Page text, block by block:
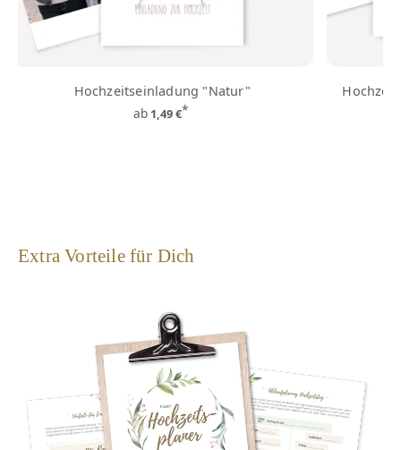
Hochzeitseinladung "Natur"
ab 1,49 €*
Extra Vorteile für Dich